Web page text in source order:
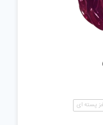
پسته ای